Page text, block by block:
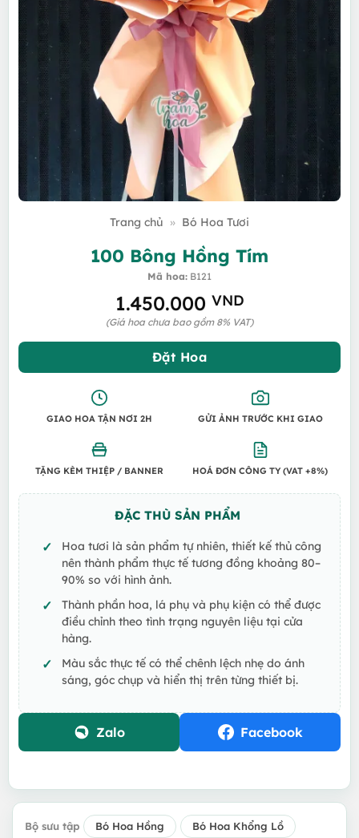
Trang chủ » Bó Hoa Tươi
100 Bông Hồng Tím
Mã hoa: B121
1.450.000 VND
(Giá hoa chưa bao gồm 8% VAT)
Đặt Hoa
GIAO HOA TẬN NƠI 2H GỬI ẢNH TRƯỚC KHI GIAO
TẶNG KÈM THIỆP / BANNER HOÁ ĐƠN CÔNG TY (VAT +8%)
ĐẶC THÙ SẢN PHẨM
Hoa tươi là sản phẩm tự nhiên, thiết kế thủ công
nên thành phẩm thực tế tương đồng khoảng 80–
90% so với hình ảnh.
Thành phần hoa, lá phụ và phụ kiện có thể được
điều chỉnh theo tình trạng nguyên liệu tại cửa
hàng.
Màu sắc thực tế có thể chênh lệch nhẹ do ánh
sáng, góc chụp và hiển thị trên từng thiết bị.
Zalo Facebook
Bộ sưu tập Bó Hoa Hồng Bó Hoa Khổng Lồ